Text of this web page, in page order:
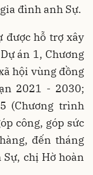
đình anh Sự.
được hỗ trợ xây
án 1, Chương
hội vùng đồng
2021 - 2030;
(Chương trình
công, góp sức
đến tháng
chị Hờ hoàn